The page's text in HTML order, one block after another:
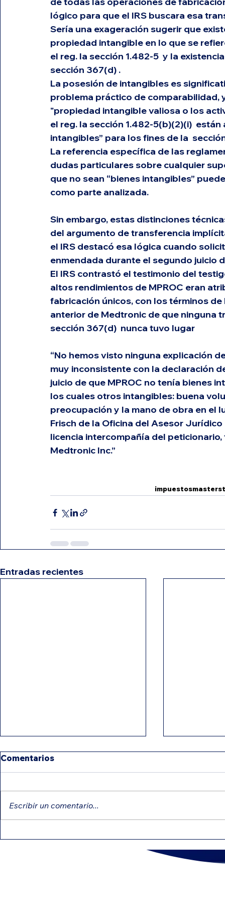
lógico para que el IRS buscara esa
Sería una exageración sugerir que
propiedad intangible en lo que se
el reg. la sección 1.482-5
y la
sección 367(d) .
La posesión de intangibles es
problema práctico de comparabilidad,
"propiedad intangible valiosa o los
el reg. la sección 1.482-5(b)(2)(i)
están
intangibles” para los fines de la
La referencia específica de las
dudas particulares sobre cualquier
que no sean “bienes intangibles”
como parte analizada.
Sin embargo, estas distinciones
del argumento de transferencia
el IRS destacó esa lógica cuando
enmendada durante el segundo juicio
El IRS contrastó el testimonio del
altos rendimientos de MPROC eran
fabricación únicos, con los términos
anterior de Medtronic de que
sección 367(d)
  nunca tuvo lugar
“No hemos visto ninguna explicación
muy inconsistente con la declaración
juicio de que MPROC no tenía bienes
los cuales otros intangibles: buena
preocupación y la mano de obra en el
Frisch de la Oficina del Asesor
licencia intercompañía del
Medtronic Inc.”
impuestos
Entradas recientes
pueden
impuesto
Comentarios
Escribir un comentario...